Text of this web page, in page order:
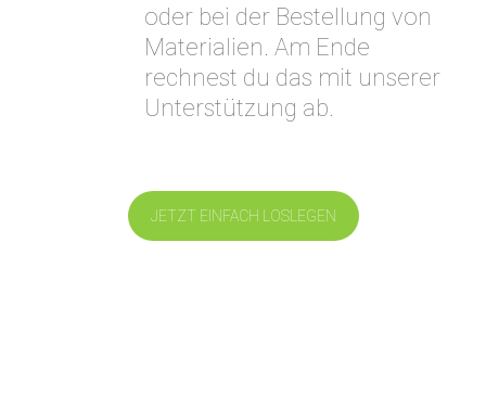
oder bei der Bestellung von
Materialien. Am Ende
rechnest du das mit unserer
Unterstützung ab.
JETZT EINFACH LOSLEGEN